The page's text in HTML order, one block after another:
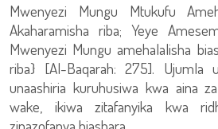
Mwenyezi Mungu Mtukufu
Akaharamisha riba; Yeye
Mwenyezi Mungu amehalalisha
riba} [Al-Baqarah: 275]. Ujumla
unaashiria kuruhusiwa kwa aina
wake, ikiwa zitafanyika kwa